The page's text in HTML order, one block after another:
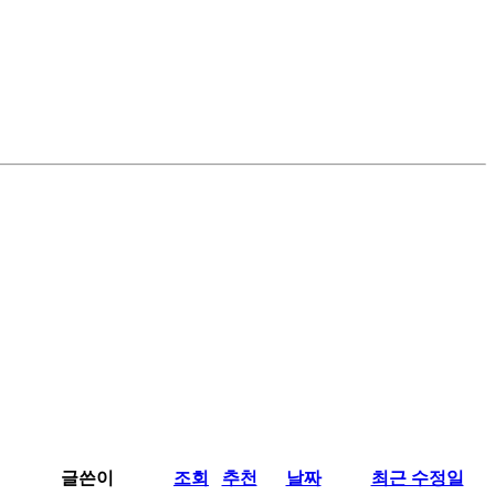
글쓴이 조회 추천 날짜 최근 수정일